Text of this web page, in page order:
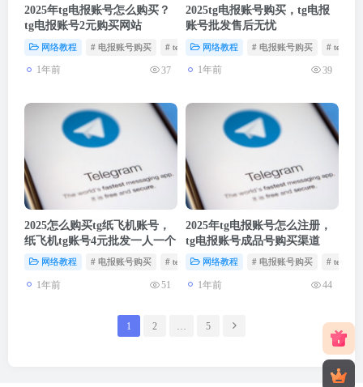
2025年tg电报账号怎么购买？
tg电报账号2元购买网站
网络教程 # 电报账号购买 # telegram账号 # 纸飞机账号购买
1年前 37
2025tg电报账号购买，tg电报
账号批发售后无忧
网络教程 # 电报账号购买 #
1年前 39
2025怎么购买tg纸飞机账号，
纸飞机tg账号4元批发一人一个
网络教程 # 电报账号购买 # telegram账号 # 纸飞机账号购买
1年前 51
2025年tg电报账号怎么注册，
tg电报账号成品号购买渠道
网络教程 # 电报账号购买 #
1年前 44
1 2 … 5